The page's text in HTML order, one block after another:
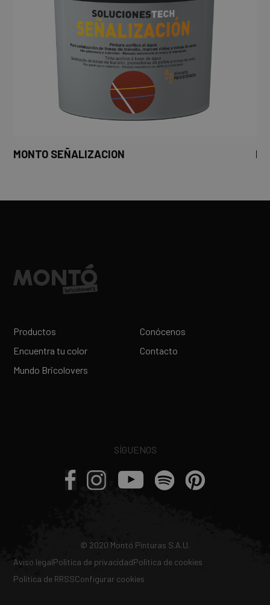
MONTO SEÑALIZACION
Productos
Encuentra tu color
Mundo Bricolovers
Conócenos
Contacto
SÍGUENOS
© 2020 Montó Pinturas S.A.U.
Aviso legalPolítica de privacidadPolítica de cookies
Política de RRSSConfigurar cookies